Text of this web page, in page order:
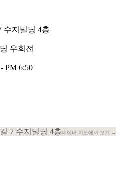
수지빌딩 4층
우회전
PM 6:50
7 수지빌딩 4층네이버 지도에서 보기 →